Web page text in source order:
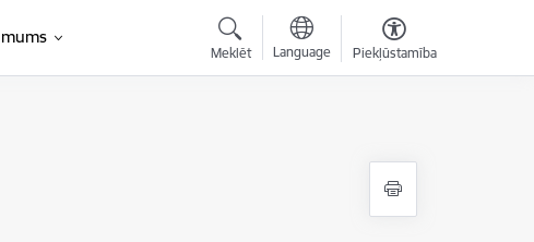
Meklēt Language Piekļūstamība